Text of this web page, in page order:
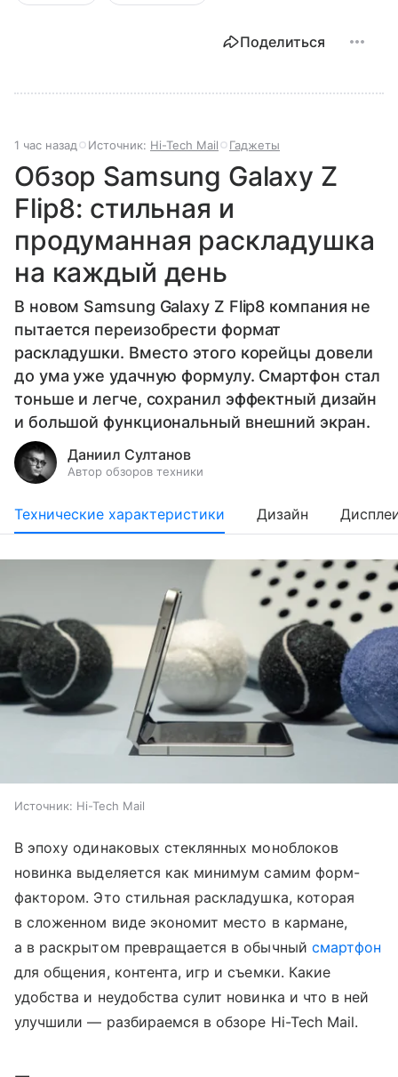
Поделиться
1 час назад Источник: Hi-Tech Mail Гаджеты
Обзор Samsung Galaxy Z
Flip8: стильная и
продуманная раскладушка
на каждый день
В новом Samsung Galaxy Z Flip8 компания не
пытается переизобрести формат
раскладушки. Вместо этого корейцы довели
до ума уже удачную формулу. Смартфон стал
тоньше и легче, сохранил эффектный дизайн
и большой функциональный внешний экран.
Даниил Султанов
Автор обзоров техники
Технические характеристики Дизайн
Источник: Hi-Tech Mail
В эпоху одинаковых стеклянных моноблоков
новинка выделяется как минимум самим форм-
фактором. Это стильная раскладушка, которая
в сложенном виде экономит место в кармане,
а в раскрытом превращается в обычный смартфон
для общения, контента, игр и съемки. Какие
удобства и неудобства сулит новинка и что в ней
улучшили — разбираемся в обзоре Hi-Tech Mail.